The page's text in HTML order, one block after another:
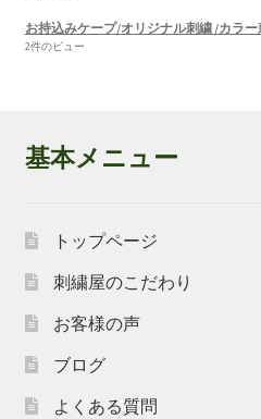
お持込みケープ/オリジナル刺繍 /カラー
2件のビュー
基本メニュー
トップページ
刺繍屋のこだわり
お客様の声
ブログ
よくある質問